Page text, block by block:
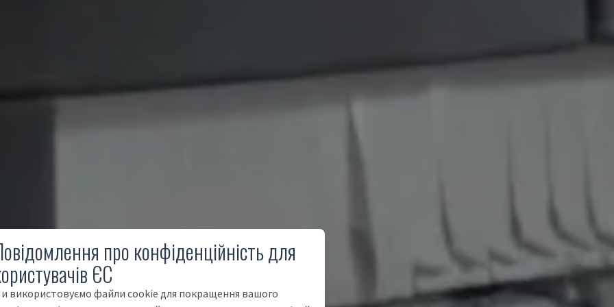
про конфіденційність для
ЄС
використовуємо файли cookie для покращення вашого